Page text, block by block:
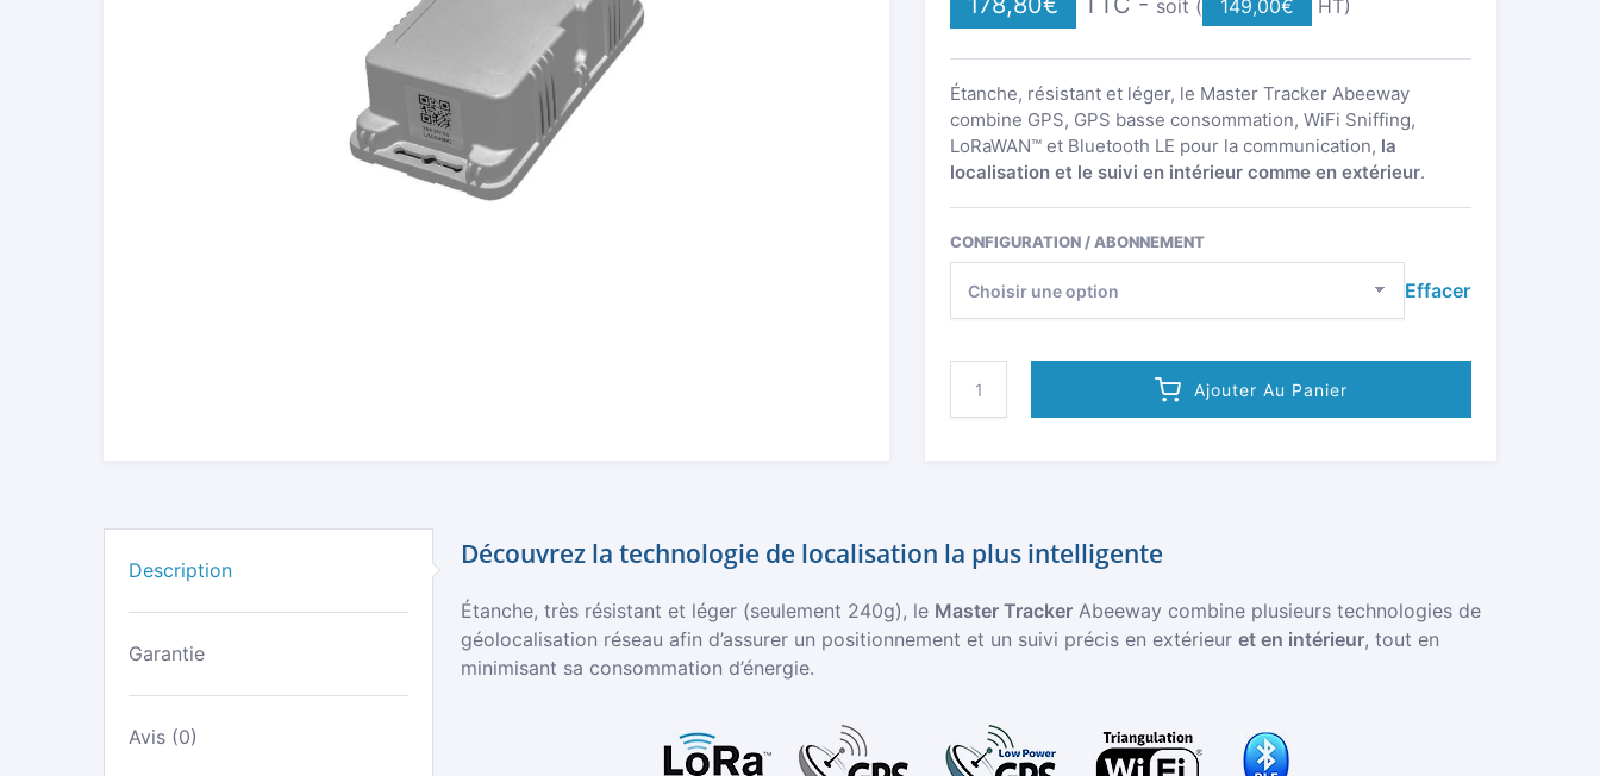
soit ( 149,00€ HT)
Étanche, résistant et léger, le Master Tracker Abeeway
combine GPS, GPS basse consommation, WiFi Sniffing,
LoRaWAN™ et Bluetooth LE pour la communication, la
localisation et le suivi en intérieur comme en extérieur.
CONFIGURATION / ABONNEMENT
Effacer
ABEEWAY
Ajouter Au Panier
Description
Garantie
Avis (0)
Découvrez la technologie de localisation la plus intelligente
Étanche, très résistant et léger (seulement 240g), le Master Tracker Abeeway combine plusieurs technologies de
géolocalisation réseau afin d’assurer un positionnement et un suivi précis en extérieur et en intérieur, tout en
minimisant sa consommation d’énergie.